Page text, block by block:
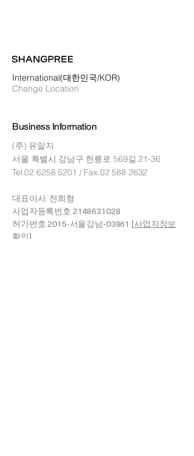
International(대한민국/KOR)
Change Location
Business Information
(주) 유알지
서울 특별시 강남구 헌릉로 569길 21-36
Tel.026258 5201 / Fax.02588 2632
대표이사. 전희형
사업자등록번호2148631028
허가번호 2015-서울강남-03861 [사업자정보
확인]